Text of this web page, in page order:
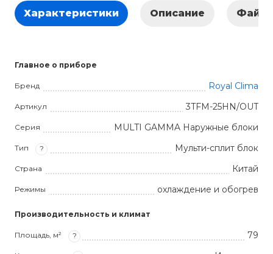
Характеристики Описание
Главное о приборе
Бренд Royal Clima
Артикул 3TFM-25HN/OUT
Серия MULTI GAMMA Наружные блоки
Тип ? Мульти-сплит блок
Страна Китай
Режимы охлаждение и обогрев
Производительность и климат
Площадь, м² ? 79